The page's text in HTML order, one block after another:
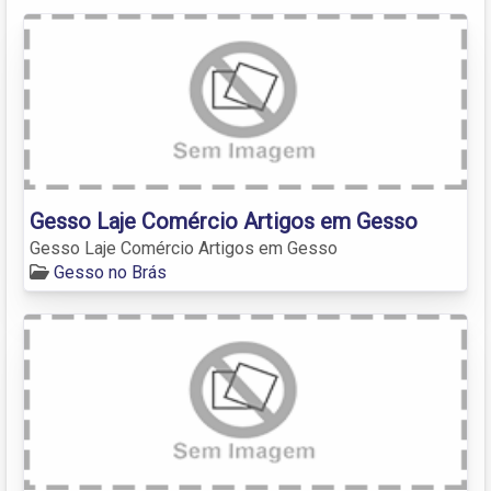
Gesso Laje Comércio Artigos em Gesso
Gesso Laje Comércio Artigos em Gesso
Gesso no Brás